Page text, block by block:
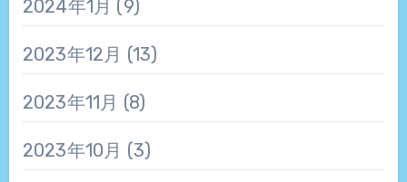
2024年1月 (9)
2023年12月 (13)
2023年11月 (8)
2023年10月 (3)